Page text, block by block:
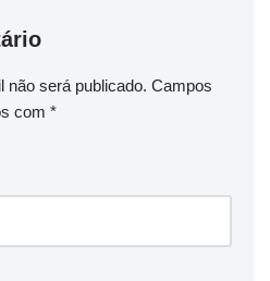
não será publicado. Campos
com *